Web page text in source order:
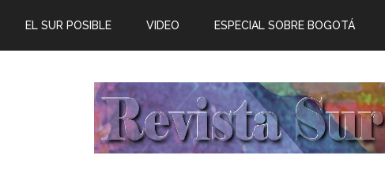
EL SUR POSIBLE VIDEO ESPECIAL SOBRE BOGOTÁ